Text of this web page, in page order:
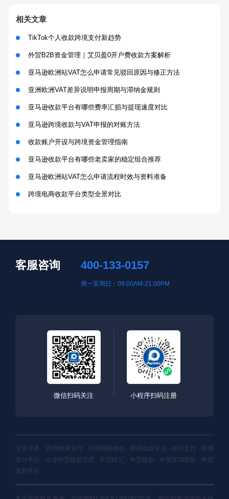
相关文章
TikTok个人收款跨境支付新趋势
外贸B2B资金管理｜艾贝盈0开户费收款方案解析
亚马逊欧洲站VAT怎么申请常见驳回原因与修正方法
亚洲欧洲VAT差异说明申报周期与滞纳金规则
亚马逊收款平台有哪些费率汇损与提现速度对比
亚马逊跨境收款与VAT申报的对账方法
收款账户开设与跨境资金管理指南
亚马逊收款平台有哪些老卖家的稳定组合推荐
亚马逊欧洲站VAT怎么申请流程时效与资料准备
跨境电商收款平台类型全景对比
客服咨询 400-133-0157
周一至周日：09:00AM-21:00PM
微信扫码关注 小程序扫码注册
主营业务：跨境电商支付 · 跨境电商收款 · 跨境收款平台 · 跨境支付 · 跨境
支付平台 · 企业外贸收款方式 · 外贸结汇 · 外贸收款 · 外贸B2B收款 · 外贸
收款平台